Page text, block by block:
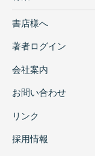
書店様へ
著者ログイン
会社案内
お問い合わせ
リンク
採用情報